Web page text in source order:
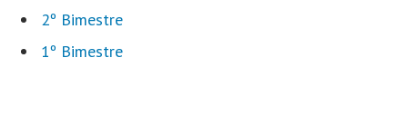
2º Bimestre
1º Bimestre